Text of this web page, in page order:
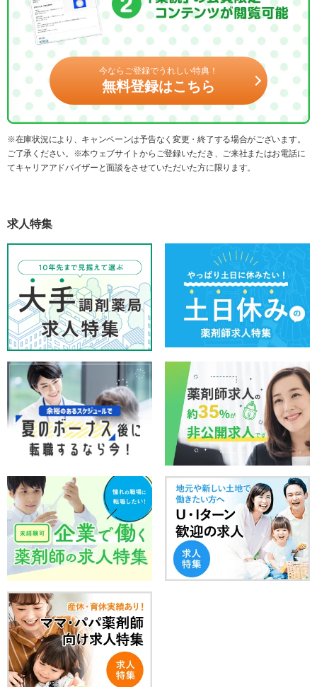
今ならご登録でうれしい特典！
無料登録はこちら
※在庫状況により、キャンペーンは予告なく変更・終了する場合がございます。
ご了承ください。※本ウェブサイトからご登録いただき、ご来社またはお電話に
てキャリアアドバイザーと面談をさせていただいた方に限ります。
求人特集